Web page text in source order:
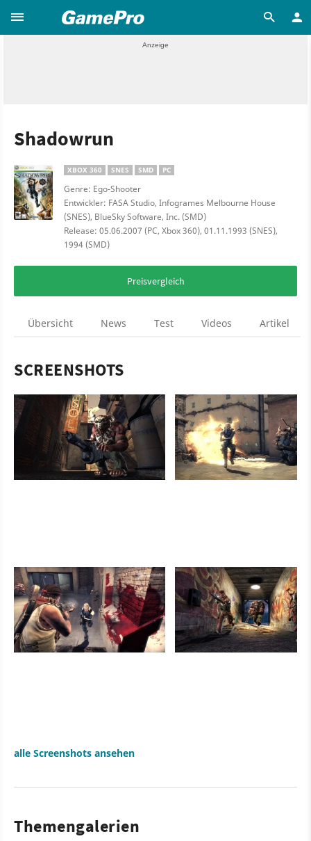
Shadowrun
XBOX 360 SNES SMD PC
Genre: Ego-Shooter
Entwickler: FASA Studio, Infogrames Melbourne House
(SNES), BlueSky Software, Inc. (SMD)
Release: 05.06.2007 (PC, Xbox 360), 01.11.1993 (SNES),
1994 (SMD)
Preisvergleich
Übersicht News Test Videos Artikel
SCREENSHOTS
alle Screenshots ansehen
Themengalerien